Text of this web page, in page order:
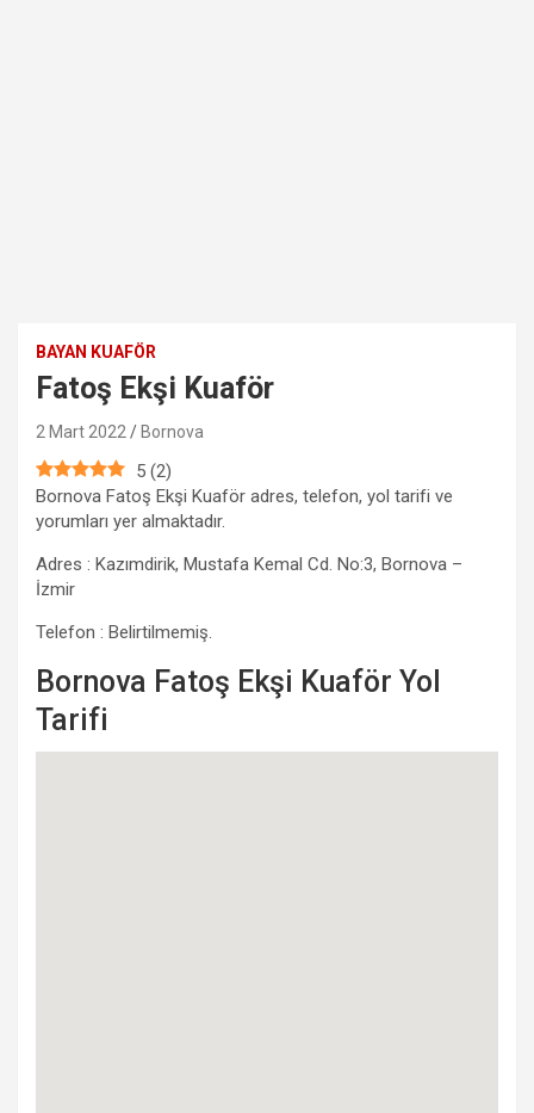
BAYAN KUAFÖR
Fatoş Ekşi Kuaför
2 Mart 2022 Bornova
5 (2)
Bornova Fatoş Ekşi Kuaför adres, telefon, yol tarifi ve
yorumları yer almaktadır.
Adres : Kazımdirik, Mustafa Kemal Cd. No:3, Bornova –
İzmir
Telefon : Belirtilmemiş.
Bornova Fatoş Ekşi Kuaför Yol
Tarifi